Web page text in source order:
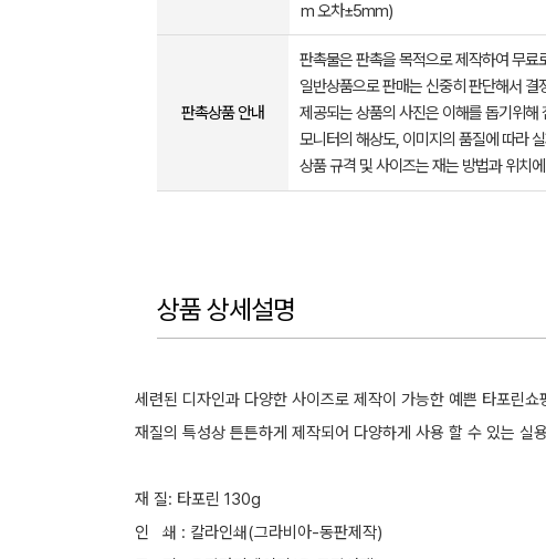
m 오차±5mm)
판촉상품 안내
판촉물은 판촉을 목적으로 제작하여 무료
일반상품으로 판매는 신중히 판단해서 결
제공되는 상품의 사진은 이해를 돕기위해
모니터의 해상도, 이미지의 품질에 따라
상품 규격 및 사이즈는 재는 방법과 위치
상품 상세설명
세련된 디자인과 다양한 사이즈로 제작이 가능한 예쁜 타포린쇼
재질의 특성상 튼튼하게 제작되어 다양하게 사용 할 수 있는 실
재 질: 타포린 130g
인 쇄 : 칼라인쇄(그라비아-동판제작)